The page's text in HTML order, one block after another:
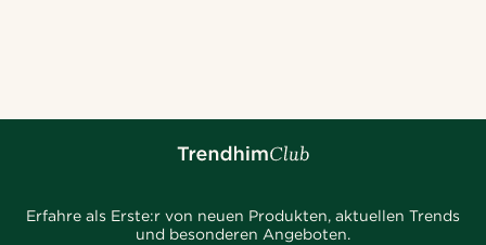
Erfahre als Erste:r von neuen Produkten, aktuellen Trends
und besonderen Angeboten.